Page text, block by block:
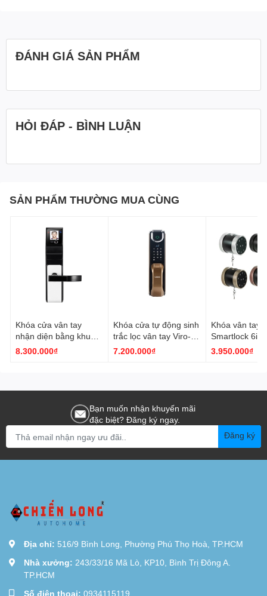
ĐÁNH GIÁ SẢN PHẨM
HỎI ĐÁP - BÌNH LUẬN
SẢN PHẨM THƯỜNG MUA CÙNG
Khóa cửa vân tay
nhận diện bằng khuôn
mặt Viro VR-F10
8.300.000₫
Khóa cửa tự động sinh
trắc lọc vân tay Viro-
Smartlock VR-G51
7.200.000₫
Khóa vân tay
Smartlock
H06
3.950.000₫
Bạn muốn nhận khuyến mãi
đặc biệt? Đăng ký ngay.
Đăng ký
Địa chỉ: 516/9 Bình Long, Phường Phú Thọ Hoà, TP.HCM
Nhà xưởng: 243/33/16 Mã Lò, KP10, Bình Trị Đông A.
TP.HCM
Số điện thoại: 0934115119